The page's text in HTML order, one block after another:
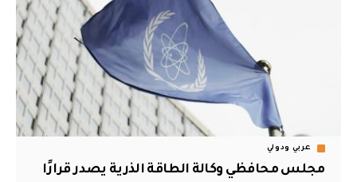
عربي ودولي
مجلس محافظي وكالة الطاقة الذرية يصدر قرارًا